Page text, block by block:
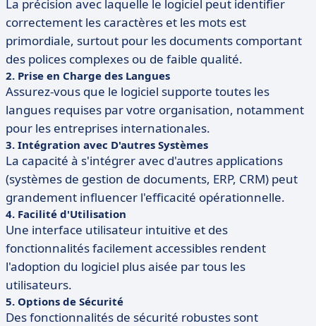
La précision avec laquelle le logiciel peut identifier
correctement les caractères et les mots est
primordiale, surtout pour les documents comportant
des polices complexes ou de faible qualité.
2. Prise en Charge des Langues
Assurez-vous que le logiciel supporte toutes les
langues requises par votre organisation, notamment
pour les entreprises internationales.
3. Intégration avec D'autres Systèmes
La capacité à s'intégrer avec d'autres applications
(systèmes de gestion de documents, ERP, CRM) peut
grandement influencer l'efficacité opérationnelle.
4. Facilité d'Utilisation
Une interface utilisateur intuitive et des
fonctionnalités facilement accessibles rendent
l'adoption du logiciel plus aisée par tous les
utilisateurs.
5. Options de Sécurité
Des fonctionnalités de sécurité robustes sont